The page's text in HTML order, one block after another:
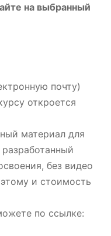
на выбранный
почту)
откроется
материал для
без видео
и стоимость
по ссылке: